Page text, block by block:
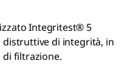
Integritest® 5
distruttive di integrità, in
di filtrazione.